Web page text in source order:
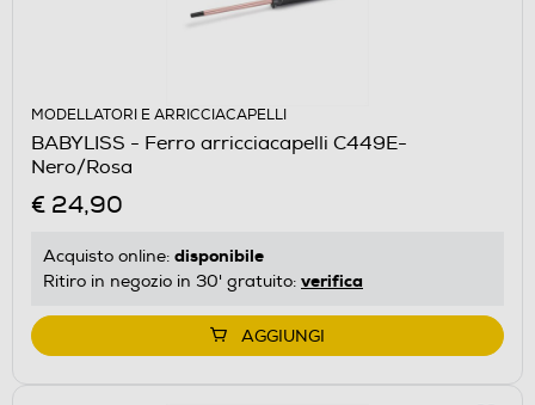
MODELLATORI E ARRICCIACAPELLI
BABYLISS - Ferro arricciacapelli C449E-
Nero/Rosa
€ 24,90
Acquisto online: disponibile
Ritiro in negozio in 30' gratuito: verifica
AGGIUNGI